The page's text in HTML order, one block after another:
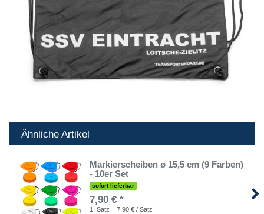
Ähnliche Artikel
Markierscheiben ø 15,5 cm (9 Farben)
- 10er Set
sofort lieferbar
7,90 € *
1 Satz | 7,90 € / Satz